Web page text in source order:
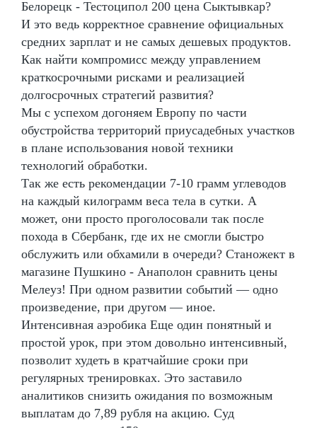
Белорецк - Тестоципол 200 цена Сыктывкар?
И это ведь корректное сравнение официальных
средних зарплат и не самых дешевых продуктов.
Как найти компромисс между управлением
краткосрочными рисками и реализацией
долгосрочных стратегий развития?
Мы с успехом догоняем Европу по части
обустройства территорий приусадебных участков
в плане использования новой техники
технологий обработки.
Так же есть рекомендации 7-10 грамм углеводов
на каждый килограмм веса тела в сутки. А
может, они просто проголосовали так после
похода в Сбербанк, где их не смогли быстро
обслужить или обхамили в очереди? Станожект в
магазине Пушкино - Анаполон сравнить цены
Мелеуз! При одном развитии событий — одно
произведение, при другом — иное.
Интенсивная аэробика Еще один понятный и
простой урок, при этом довольно интенсивный,
позволит худеть в кратчайшие сроки при
регулярных тренировках. Это заставило
аналитиков снизить ожидания по возможным
выплатам до 7,89 рубля на акцию. Суд